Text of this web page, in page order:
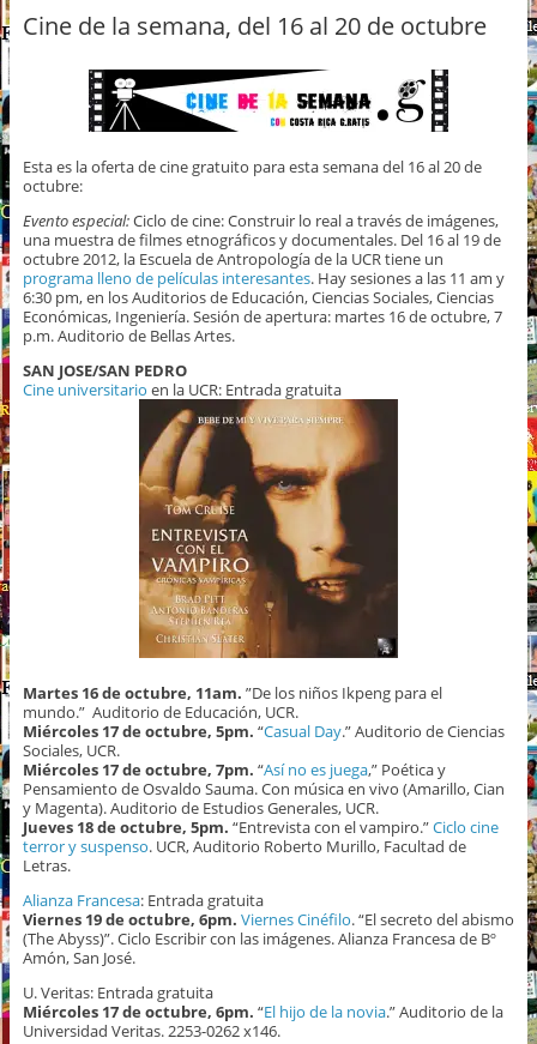
Cine de la semana, del 16 al 20 de octubre
Esta es la oferta de cine gratuito para esta semana del 16 al 20 de
octubre:
Evento especial:Ciclo de cine: Construir lo real a través de imágenes,
una muestra de filmes etnográficos y documentales. Del 16 al 19 de
octubre 2012, la Escuela de Antropología de la UCR tiene un
programa lleno de películas interesantes. Hay sesiones a las 11 am y
6:30 pm, en los Auditorios de Educación, Ciencias Sociales, Ciencias
Económicas, Ingeniería. Sesión de apertura: martes 16 de octubre, 7
p.m. Auditorio de Bellas Artes.
SAN JOSE/SAN PEDRO
Cine universitario en la UCR: Entrada gratuita
Martes 16 de octubre, 11am. ”De los niños Ikpeng para el
mundo.” Auditorio de Educación, UCR.
Miércoles 17 de octubre, 5pm. “Casual Day.” Auditorio de Ciencias
Sociales, UCR.
Miércoles 17 de octubre, 7pm. “Así no es juega,” Poética y
Pensamiento de Osvaldo Sauma. Con música en vivo (Amarillo, Cian
y Magenta). Auditorio de Estudios Generales, UCR.
Jueves 18 de octubre, 5pm. “Entrevista con el vampiro.”Ciclo cine
terror y suspenso. UCR, Auditorio Roberto Murillo, Facultad de
Letras.
Alianza Francesa: Entrada gratuita
Viernes 19 de octubre, 6pm. Viernes Cinéfilo. “El secreto del abismo
(The Abyss)”. Ciclo Escribir con las imágenes. Alianza Francesa de Bº
Amón, San José.
U. Veritas: Entrada gratuita
Miércoles 17 de octubre, 6pm. “El hijo de la novia.” Auditorio de la
Universidad Veritas. 2253-0262 x146.